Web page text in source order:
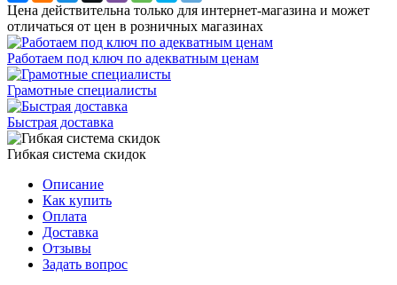
Цена действительна только для интернет-магазина и может
отличаться от цен в розничных магазинах
Работаем под ключ по адекватным ценам
Грамотные специалисты
Быстрая доставка
Гибкая система скидок
Описание
Как купить
Оплата
Доставка
Отзывы
Задать вопрос